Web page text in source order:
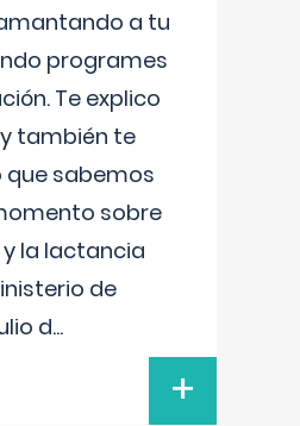
a tu
programes
Te explico
también te
que sabemos
sobre
la lactancia
de
d...
+